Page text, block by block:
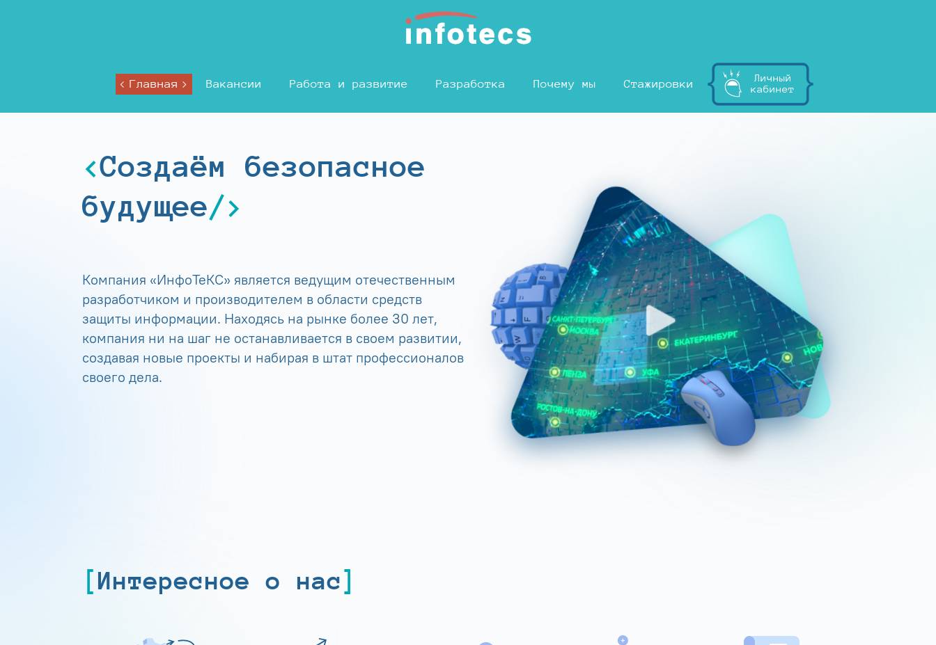
Главная Вакансии Работа и развитие Разработка Почему мы Стажировки
Личный
кабинет
Создаём безопасное
будущее
Компания «ИнфоТеКС» является ведущим отечественным
разработчиком и производителем в области средств
защиты информации. Находясь на рынке более 30 лет,
компания ни на шаг не останавливается в своем развитии,
создавая новые проекты и набирая в штат профессионалов
своего дела.
Интересное о нас